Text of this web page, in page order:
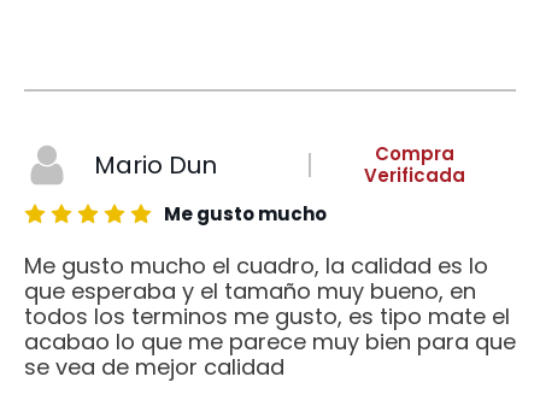
Mario Dun
Compra
Verificada
Me gusto mucho
Me gusto mucho el cuadro, la calidad es lo
que esperaba y el tamaño muy bueno, en
todos los terminos me gusto, es tipo mate el
acabao lo que me parece muy bien para que
se vea de mejor calidad